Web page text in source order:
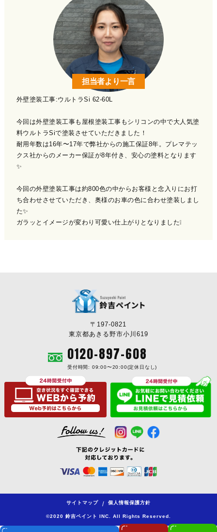
担当者より一言
外壁塗装工事:ウルトラSi 62-60L
今回は外壁塗装工事も屋根塗装工事もシリコンの中で大人気塗
料ウルトラSiで塗装させていただきました！
耐用年数は16年〜17年で弊社からの施工保証8年。プレマテッ
クス社からのメーカー保証が8年付き、安心の塗料となります
✨
今回の外壁塗装工事は約800色の中からお客様と念入りにお打
ち合わせさせていただき、奥様のお車の色に合わせ塗装しまし
た✨
ガラッとイメージが変わり可愛い仕上がりとなりました❕
〒197-0821
東京都あきる野市小川619
0120-897-608
受付時間: 09:00〜20:00(定休日なし)
サイトマップ / 個人情報保護方針
©2020 鈴吉ペイント INC. All Rights Reserved.